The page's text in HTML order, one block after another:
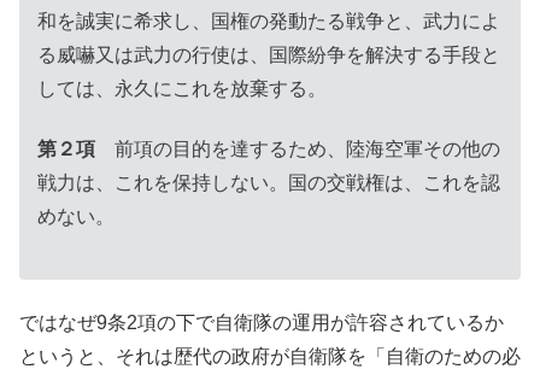
和を誠実に希求し、国権の発動たる戦争と、武力によ
る威嚇又は武力の行使は、国際紛争を解決する手段と
しては、永久にこれを放棄する。
第２項 前項の目的を達するため、陸海空軍その他の
戦力は、これを保持しない。国の交戦権は、これを認
めない。
ではなぜ9条2項の下で自衛隊の運用が許容されているか
というと、それは歴代の政府が自衛隊を「自衛のための必